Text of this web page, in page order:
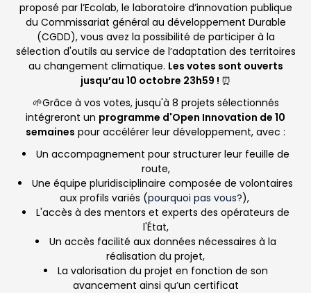
proposé par l’Ecolab, le laboratoire d’innovation publique
du Commissariat général au développement Durable
(CGDD), vous avez la possibilité de participer à la
sélection d'outils au service de l’adaptation des territoires
au changement climatique. Les votes sont ouverts
jusqu’au 10 octobre 23h59 ! ⏰
🌱Grâce à vos votes, jusqu'à 8 projets sélectionnés
intégreront un programme d'Open Innovation de 10
semaines pour accélérer leur développement, avec :
Un accompagnement pour structurer leur feuille de
route,
Une équipe pluridisciplinaire composée de volontaires
aux profils variés (pourquoi pas vous?),
L'accès à des mentors et experts des opérateurs de
l'État,
Un accès facilité aux données nécessaires à la
réalisation du projet,
La valorisation du projet en fonction de son
avancement ainsi qu’un certificat